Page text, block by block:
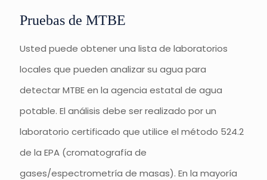
Pruebas de MTBE
Usted puede obtener una lista de laboratorios
locales que pueden analizar su agua para
detectar MTBE en la agencia estatal de agua
potable. El análisis debe ser realizado por un
laboratorio certificado que utilice el método 524.2
de la EPA (cromatografía de
gases/espectrometría de masas). En la mayoría